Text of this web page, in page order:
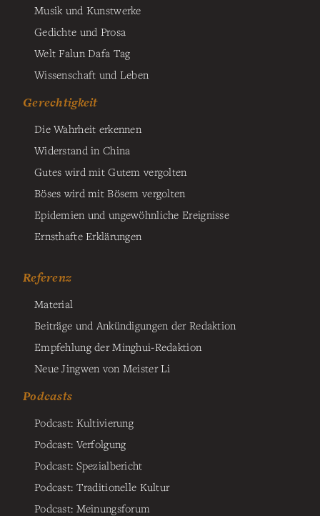
Musik und Kunstwerke
Gedichte und Prosa
Welt Falun Dafa Tag
Wissenschaft und Leben
Gerechtigkeit
Die Wahrheit erkennen
Widerstand in China
Gutes wird mit Gutem vergolten
Böses wird mit Bösem vergolten
Epidemien und ungewöhnliche Ereignisse
Ernsthafte Erklärungen
Referenz
Material
Beiträge und Ankündigungen der Redaktion
Empfehlung der Minghui-Redaktion
Neue Jingwen von Meister Li
Podcasts
Podcast: Kultivierung
Podcast: Verfolgung
Podcast: Spezialbericht
Podcast: Traditionelle Kultur
Podcast: Meinungsforum